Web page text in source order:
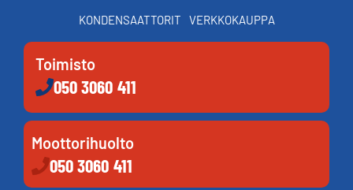
KONDENSAATTORIT
VERKKOKAUPPA
Toimisto
050 3060 411
Moottorihuolto
050 3060 411